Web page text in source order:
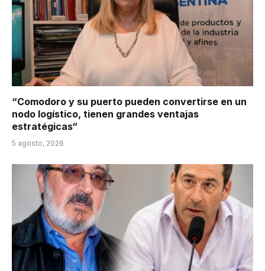
“Comodoro y su puerto pueden convertirse en un
nodo logístico, tienen grandes ventajas
estratégicas“
5 agosto, 2026